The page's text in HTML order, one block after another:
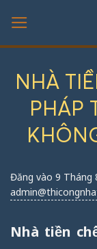
qua
nội
NHÀ
PHÁP
Đăng vào 9 Tháng
Nhà tiền